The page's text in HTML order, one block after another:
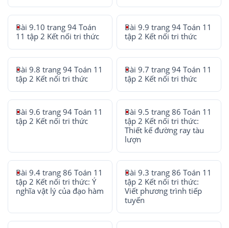
Bài 9.10 trang 94 Toán
11 tập 2 Kết nối tri thức
Bài 9.9 trang 94 Toán 11
tập 2 Kết nối tri thức
Bài 9.8 trang 94 Toán 11
tập 2 Kết nối tri thức
Bài 9.7 trang 94 Toán 11
tập 2 Kết nối tri thức
Bài 9.6 trang 94 Toán 11
tập 2 Kết nối tri thức
Bài 9.5 trang 86 Toán 11
tập 2 Kết nối tri thức:
Thiết kế đường ray tàu
lượn
Bài 9.4 trang 86 Toán 11
tập 2 Kết nối tri thức: Ý
nghĩa vật lý của đạo hàm
Bài 9.3 trang 86 Toán 11
tập 2 Kết nối tri thức:
Viết phương trình tiếp
tuyến